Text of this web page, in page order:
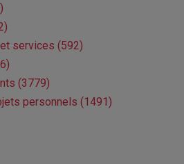
services (592)
(3779)
personnels (1491)